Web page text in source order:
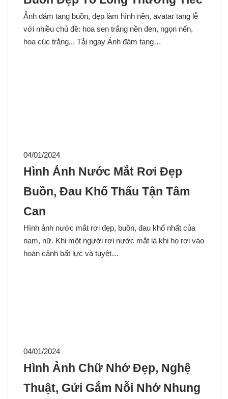
Ảnh đám tang buồn, đẹp làm hình nền, avatar tang lễ
với nhiều chủ đề: hoa sen trắng nền đen, ngọn nến,
hoa cúc trắng,.. Tải ngay Ảnh đám tang…
04/01/2024
Hình Ảnh Nước Mắt Rơi Đẹp
Buồn, Đau Khổ Thấu Tận Tâm
Can
Hình ảnh nước mắt rơi đẹp, buồn, đau khổ nhất của
nam, nữ. Khi một người rơi nước mắt là khi họ rơi vào
hoàn cảnh bất lực và tuyệt…
04/01/2024
Hình Ảnh Chữ Nhớ Đẹp, Nghệ
Thuật, Gửi Gắm Nỗi Nhớ Nhung